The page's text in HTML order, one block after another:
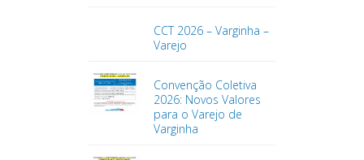
CCT 2026 – Varginha –
Varejo
Convenção Coletiva
2026: Novos Valores
para o Varejo de
Varginha